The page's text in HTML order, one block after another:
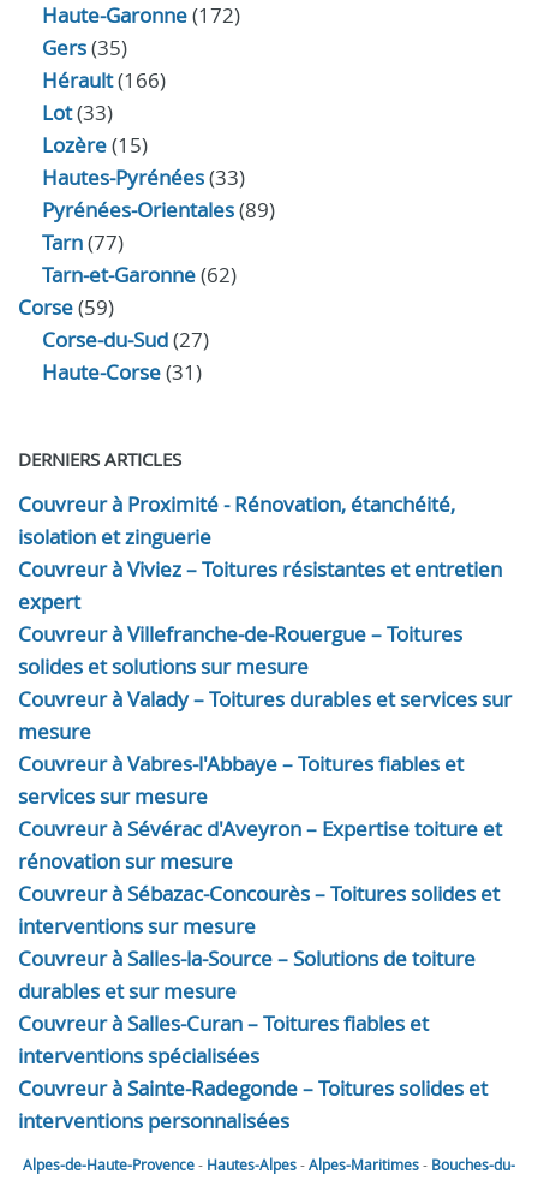
Haute-Garonne(172)
Gers(35)
Hérault(166)
Lot(33)
Lozère(15)
Hautes-Pyrénées(33)
Pyrénées-Orientales(89)
Tarn(77)
Tarn-et-Garonne(62)
Corse(59)
Corse-du-Sud(27)
Haute-Corse(31)
DERNIERS ARTICLES
Couvreur à Proximité - Rénovation, étanchéité,
isolation et zinguerie
Couvreur à Viviez – Toitures résistantes et entretien
expert
Couvreur à Villefranche-de-Rouergue – Toitures
solides et solutions sur mesure
Couvreur à Valady – Toitures durables et services sur
mesure
Couvreur à Vabres-l'Abbaye – Toitures fiables et
services sur mesure
Couvreur à Sévérac d'Aveyron – Expertise toiture et
rénovation sur mesure
Couvreur à Sébazac-Concourès – Toitures solides et
interventions sur mesure
Couvreur à Salles-la-Source – Solutions de toiture
durables et sur mesure
Couvreur à Salles-Curan – Toitures fiables et
interventions spécialisées
Couvreur à Sainte-Radegonde – Toitures solides et
interventions personnalisées
Alpes-de-Haute-Provence- Hautes-Alpes-Alpes-Maritimes- Bouches-du-